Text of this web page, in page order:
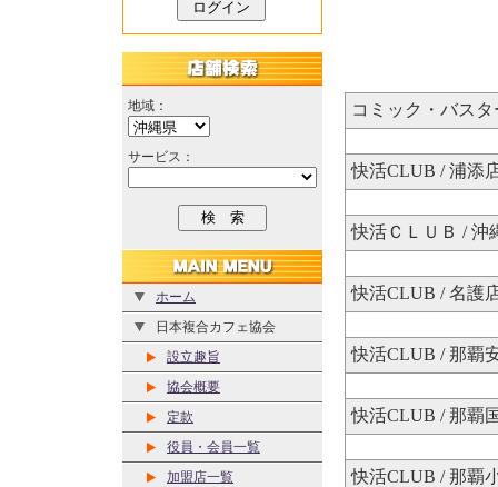
地域：
サービス：
ホーム
日本複合カフェ協会
設立趣旨
協会概要
定款
役員・会員一覧
加盟店一覧
コミック・バス
快活CLUB / 浦添
快活ＣＬＵＢ / 沖
快活CLUB / 名護
快活CLUB / 那覇
快活CLUB / 那覇
快活CLUB / 那覇